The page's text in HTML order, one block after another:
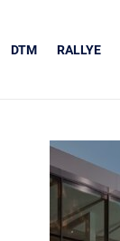
DTM RALLYE